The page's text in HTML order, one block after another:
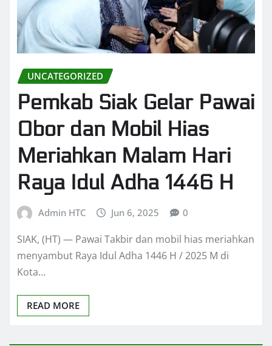
UNCATEGORIZED
Pemkab Siak Gelar Pawai
Obor dan Mobil Hias
Meriahkan Malam Hari
Raya Idul Adha 1446 H
Admin HTC Jun 6, 2025 0
SIAK, (HT) — Pawai Takbir dan mobil hias meriahkan
menyambut Raya Idul Adha 1446 H / 2025 M di
Kota…
READ MORE